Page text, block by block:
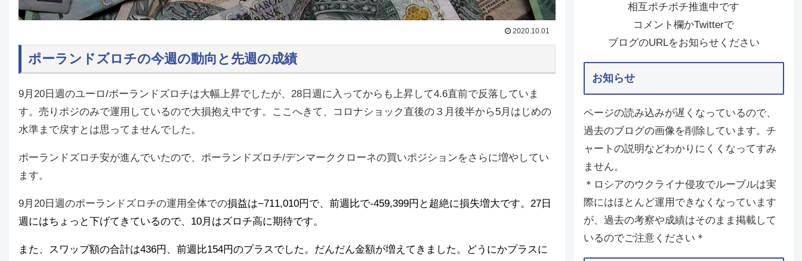
2020.10.01
ポーランドズロチの今週の動向と先週の成績
9月20日週のユーロ/ポーランドズロチは大幅上昇でしたが、28日週に入ってからも上昇して4.6直前で反落していま
す。売りポジのみで運用しているので大損抱え中です。ここへきて、コロナショック直後の３月後半から5月はじめの
水準まで戻すとは思ってませんでした。
ポーランドズロチ安が進んでいたので、ポーランドズロチ/デンマーククローネの買いポジションをさらに増やしてい
ます。
9月20日週のポーランドズロチの運用全体での損益は−711,010円で、前週比で-459,399円と超絶に損失増大です。27日
週にはちょっと下げてきているので、10月はズロチ高に期待です。
また、スワップ額の合計は436円、前週比154円のプラスでした。だんだん金額が増えてきました。どうにかプラスに
相互ポチポチ推進中です
コメント欄かTwitterで
ブログのURLをお知らせください
お知らせ
ページの読み込みが遅くなっているので、
過去のブログの画像を削除しています。チ
ャートの説明などわかりにくくなってすみ
ません。
＊ロシアのウクライナ侵攻でルーブルは実
際にはほとんど運用できなくなっています
が、過去の考察や成績はそのまま掲載して
いるのでご注意ください＊